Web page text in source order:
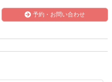
予約・お問い合わせ